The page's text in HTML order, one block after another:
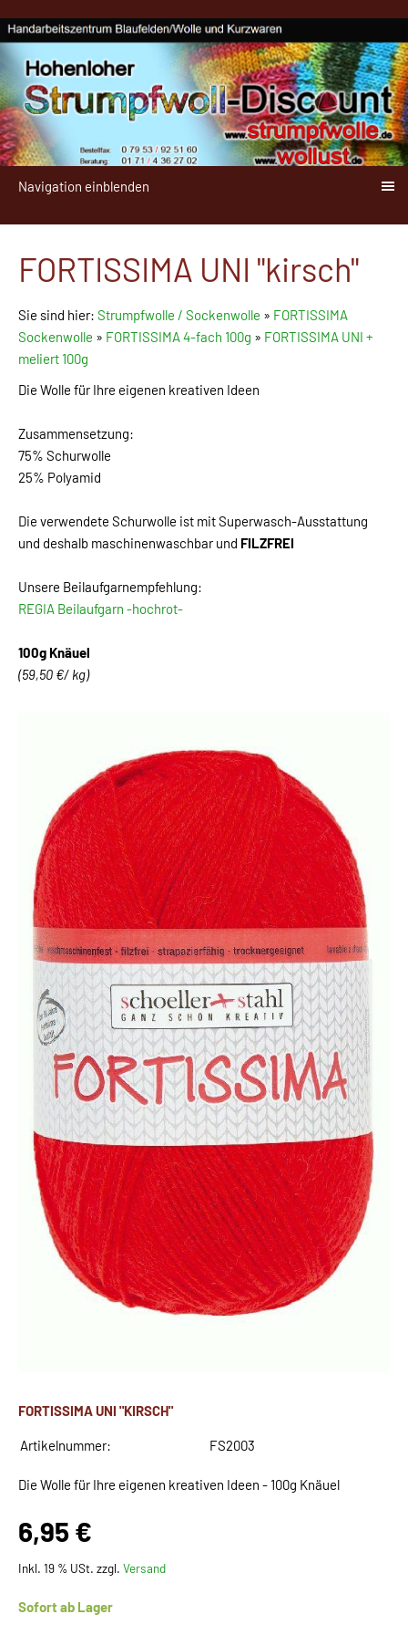
Navigation einblenden
FORTISSIMA UNI "kirsch"
Sie sind hier: Strumpfwolle / Sockenwolle » FORTISSIMA
Sockenwolle » FORTISSIMA 4-fach 100g » FORTISSIMA UNI +
meliert 100g
Die Wolle für Ihre eigenen kreativen Ideen
Zusammensetzung:
75% Schurwolle
25% Polyamid
Die verwendete Schurwolle ist mit Superwasch-Ausstattung
und deshalb maschinenwaschbar und FILZFREI
Unsere Beilaufgarnempfehlung:
REGIA Beilaufgarn -hochrot-
100g Knäuel
(59,50 €/ kg)
FORTISSIMA UNI "KIRSCH"
Artikelnummer: FS2003
Die Wolle für Ihre eigenen kreativen Ideen - 100g Knäuel
6,95 €
Inkl. 19 % USt. zzgl. Versand
Sofort ab Lager